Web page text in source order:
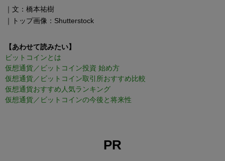
｜文：橋本祐樹
｜トップ画像：Shutterstock
【あわせて読みたい】
ビットコインとは
仮想通貨／ビットコイン投資 始め方
仮想通貨／ビットコイン取引所おすすめ比較
仮想通貨おすすめ人気ランキング
仮想通貨／ビットコインの今後と将来性
PR